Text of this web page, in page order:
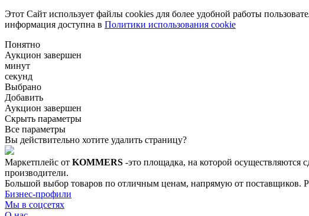
Этот Сайт использует файлы cookies для более удобной работы
информация доступна в Политики использования cookie
Понятно
Аукцион завершен
минут
секунд
Выбрано
Добавить
Аукцион завершен
Скрыть параметры
Все параметры
Вы действительно хотите удалить страницу?
Маркетплейс от KOMMERS -это площадка, на которой осуществляются
производители.
Большой выбор товаров по отличным ценам, напрямую от поставщиков.
Бизнес-профили
Мы в соцсетях